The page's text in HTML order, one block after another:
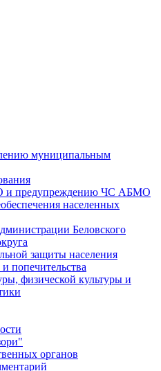
муниципальным
и предупреждению ЧС АБМО
населенных
Беловского
защиты населения
попечительства
физической культуры и
органов